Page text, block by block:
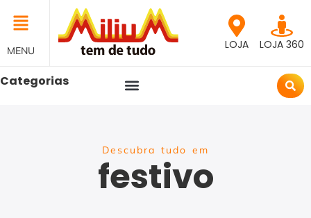
MENU LOJA LOJA 360
Categorias
Descubra tudo em
festivo